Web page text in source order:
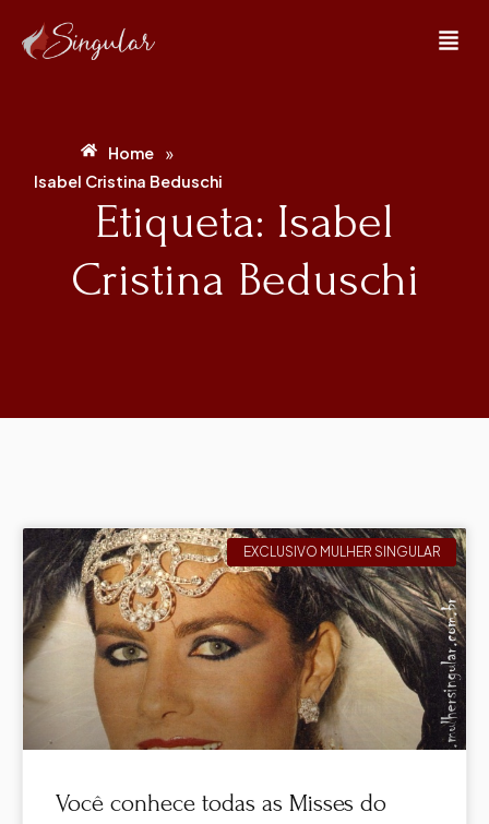
Home »
Isabel Cristina Beduschi
Etiqueta: Isabel
Cristina Beduschi
EXCLUSIVO MULHER SINGULAR
Você conhece todas as Misses do